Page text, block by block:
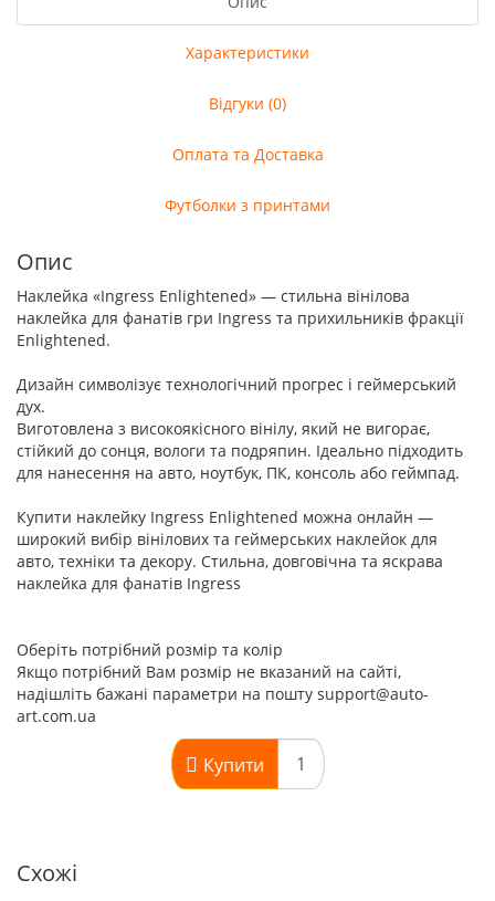
Характеристики
Відгуки (0)
Оплата та Доставка
Футболки з принтами
Опис
Наклейка «Ingress Enlightened» — стильна вінілова
наклейка для фанатів гри Ingress та прихильників фракції
Enlightened.
Дизайн символізує технологічний прогрес і геймерський
дух.
Виготовлена з високоякісного вінілу, який не вигорає,
стійкий до сонця, вологи та подряпин. Ідеально підходить
для нанесення на авто, ноутбук, ПК, консоль або геймпад.
Купити наклейку Ingress Enlightened можна онлайн —
широкий вибір вінілових та геймерських наклейок для
авто, техніки та декору. Стильна, довговічна та яскрава
наклейка для фанатів Ingress
Оберіть потрібний розмір та колір
Якщо потрібний Вам розмір не вказаний на сайті,
надішліть бажані параметри на пошту support@auto-
art.com.ua
Купити
Схожі